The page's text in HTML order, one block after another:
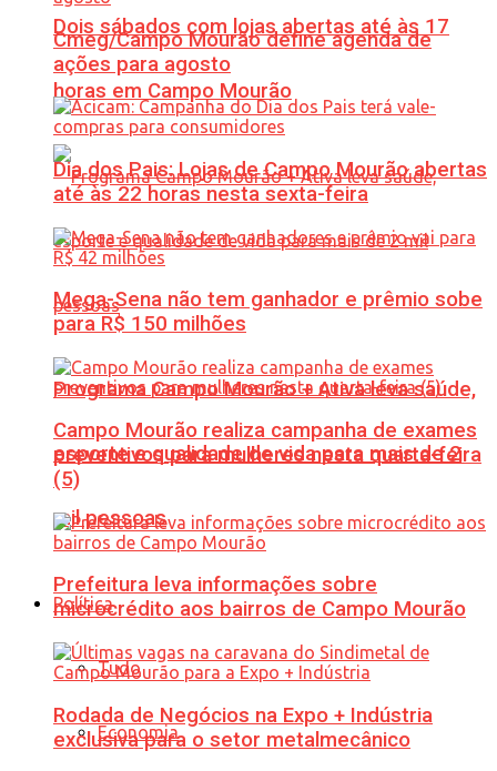
Dois sábados com lojas abertas até às 17
horas em Campo Mourão
Programa Campo Mourão + Ativa leva saúde,
esporte e qualidade de vida para mais de 2
mil pessoas
Política
Tudo
Economia
Cmeg/Campo Mourão define agenda de
ações para agosto
Dia dos Pais: Lojas de Campo Mourão abertas
até às 22 horas nesta sexta-feira
Mega-Sena não tem ganhador e prêmio sobe
para R$ 150 milhões
Campo Mourão realiza campanha de exames
preventivos para mulheres nesta quarta-feira
(5)
Prefeitura leva informações sobre
microcrédito aos bairros de Campo Mourão
Rodada de Negócios na Expo + Indústria
exclusiva para o setor metalmecânico